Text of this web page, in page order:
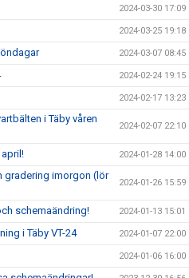
2024-03-30 17:09
2024-03-25 19:18
2024-03-07 08:45
2024-02-24 19:15
2024-02-17 13:23
i Täby våren
2024-02-07 22:10
2024-01-28 14:00
gradering imorgon (lör
2024-01-26 15:59
schemaändring! 2024-01-13 15:01
i Täby VT-24 2024-01-07 22:00
2024-01-06 16:00